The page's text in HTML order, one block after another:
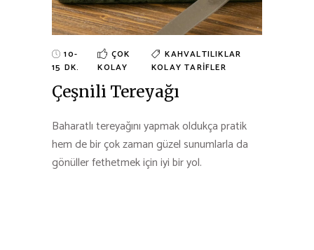
10-
15 DK.
ÇOK
KOLAY
KAHVALTILIKLAR
KOLAY TARIFLER
Çeşnili Tereyağı
Baharatlı tereyağını yapmak oldukça pratik
hem de bir çok zaman güzel sunumlarla da
gönüller fethetmek için iyi bir yol.